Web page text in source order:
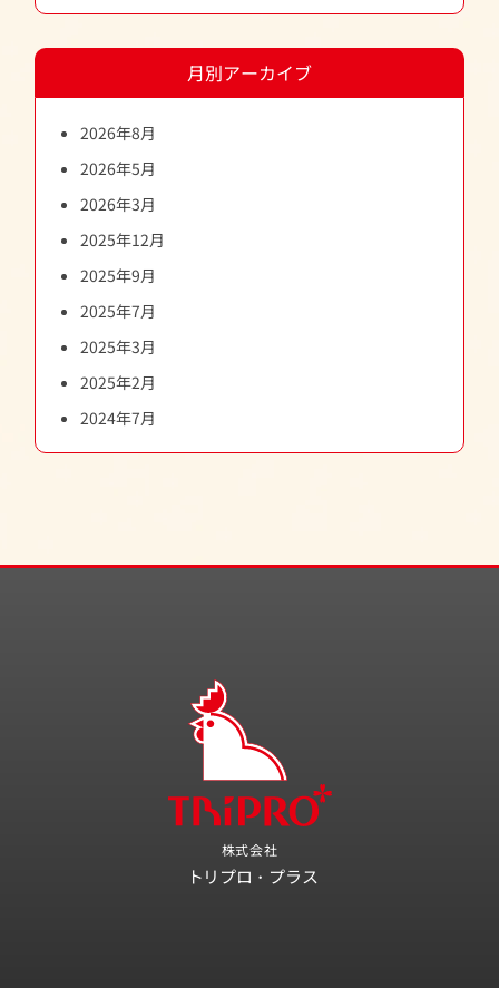
月別アーカイブ
2026年8月
2026年5月
2026年3月
2025年12月
2025年9月
2025年7月
2025年3月
2025年2月
2024年7月
株式会社
トリプロ・プラス